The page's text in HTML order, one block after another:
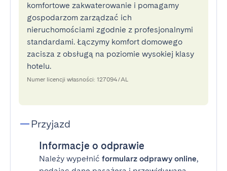
komfortowe zakwaterowanie i pomagamy
gospodarzom zarządzać ich
nieruchomościami zgodnie z profesjonalnymi
standardami. Łączymy komfort domowego
zacisza z obsługą na poziomie wysokiej klasy
hotelu.
Numer licencji własności: 127094/AL
Przyjazd
Informacje o odprawie
Należy wypełnić formularz odprawy online,